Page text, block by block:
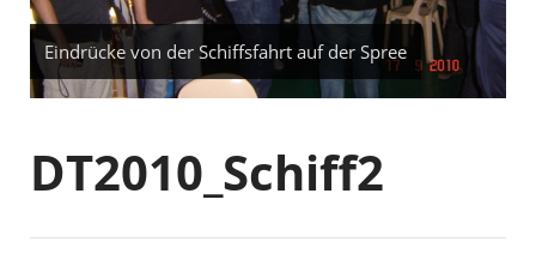
Eindrücke von der Schiffsfahrt auf der Spree
DT2010_Schiff2